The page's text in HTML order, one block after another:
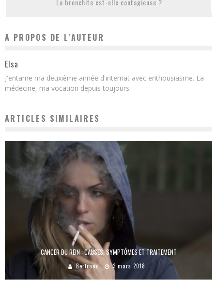
A PROPOS DE L'AUTEUR
Elsa
J'entame ma deuxième année d'internat avec enthousiasme. La
médecine, ma vocation depuis toujours.
ARTICLES SIMILAIRES
CANCER DU REIN : CAUSES, SYMPTÔMES ET TRAITEMENT
Bertrand 3 mars 2018